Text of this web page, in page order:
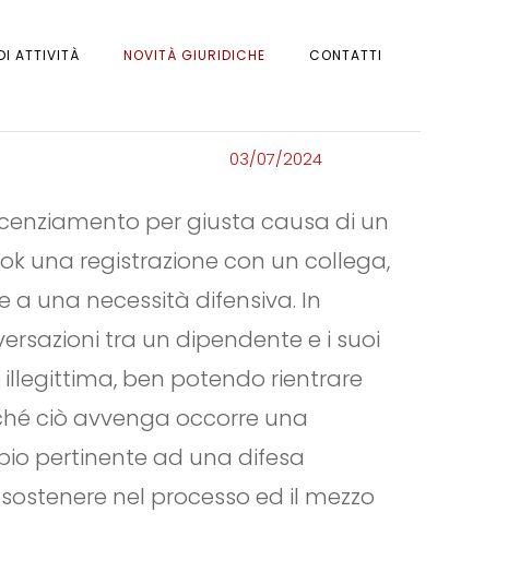
ATTIVITÀ NOVITÀ GIURIDICHE CONTATTI
03/07/2024
per giusta causa di un
una registrazione con un collega,
una necessità difensiva. In
tra un dipendente e i suoi
ben potendo rientrare
ciò avvenga occorre una
pertinente ad una difesa
nel processo ed il mezzo